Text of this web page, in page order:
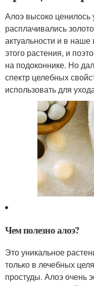
Алоэ высоко ценилось
расплачивались
актуальности и в
этого растения, и
на подоконнике. Но
спектр целебных
использовать для
Чем полезно алоэ?
Это уникальное
только в лечебных
простуды. Алоэ очень